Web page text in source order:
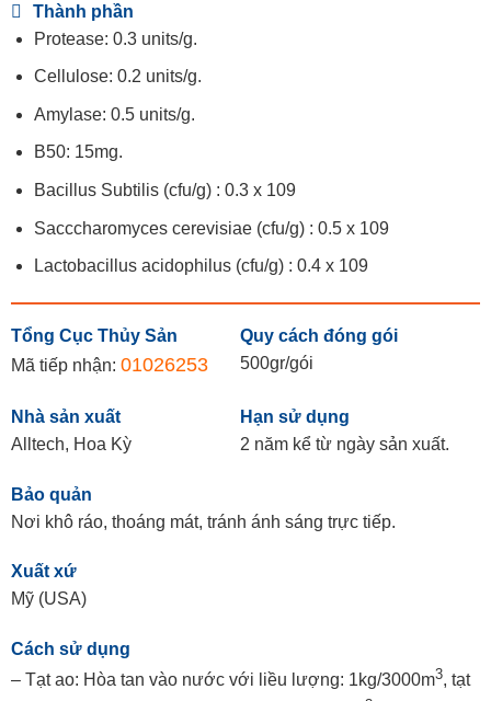
Thành phần
Protease: 0.3 units/g.
Cellulose: 0.2 units/g.
Amylase: 0.5 units/g.
B50: 15mg.
Bacillus Subtilis (cfu/g) : 0.3 x 109
Sacccharomyces cerevisiae (cfu/g) : 0.5 x 109
Lactobacillus acidophilus (cfu/g) : 0.4 x 109
Tổng Cục Thủy Sản
Mã tiếp nhận: 01026253
Quy cách đóng gói
500gr/gói
Nhà sản xuất
Alltech, Hoa Kỳ
Hạn sử dụng
2 năm kể từ ngày sản xuất.
Bảo quản
Nơi khô ráo, thoáng mát, tránh ánh sáng trực tiếp.
Xuất xứ
Mỹ (USA)
Cách sử dụng
– Tạt ao: Hòa tan vào nước với liều lượng: 1kg/3000m3, tạt